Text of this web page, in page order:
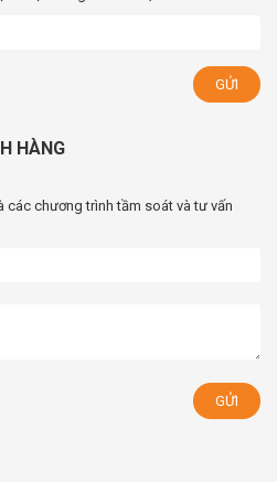
HÀNG
chương trình tầm soát và tư vấn